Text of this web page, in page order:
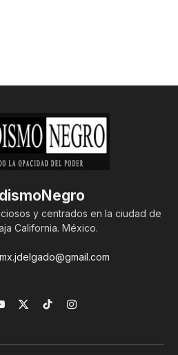
y centrados en la ciudad de
California. México.
mx.jdelgado@gmail.com
X
TikTokInstagram